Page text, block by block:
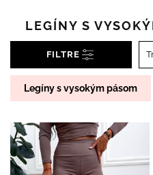
LEGÍNY S
FILTRE
Legíny s vysokým pásom